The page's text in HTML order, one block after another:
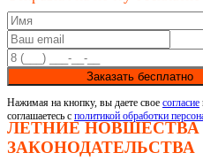
Заказать бесплатно
Нажимая на кнопку, вы даете свое согласие
соглашаетесь с политикой обработки
ЛЕТНИЕ НОВШЕСТВА
ЗАКОНОДАТЕЛЬСТВА